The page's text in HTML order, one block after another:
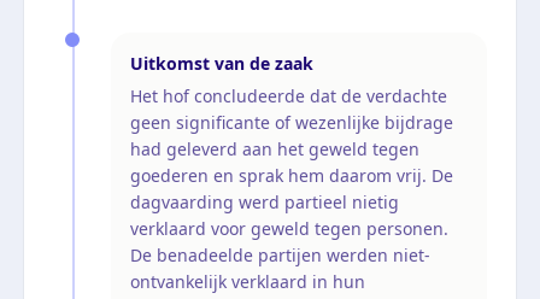
Uitkomst van de zaak
Het hof concludeerde dat de verdachte
geen significante of wezenlijke bijdrage
had geleverd aan het geweld tegen
goederen en sprak hem daarom vrij. De
dagvaarding werd partieel nietig
verklaard voor geweld tegen personen.
De benadeelde partijen werden niet-
ontvankelijk verklaard in hun